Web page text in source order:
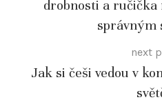
drobnosti a
správným
next
Jak si češi vedou v